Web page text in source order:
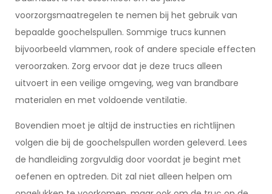
voorzorgsmaatregelen te nemen bij het gebruik van
bepaalde goochelspullen. Sommige trucs kunnen
bijvoorbeeld vlammen, rook of andere speciale effecten
veroorzaken. Zorg ervoor dat je deze trucs alleen
uitvoert in een veilige omgeving, weg van brandbare
materialen en met voldoende ventilatie.
Bovendien moet je altijd de instructies en richtlijnen
volgen die bij de goochelspullen worden geleverd. Lees
de handleiding zorgvuldig door voordat je begint met
oefenen en optreden. Dit zal niet alleen helpen om